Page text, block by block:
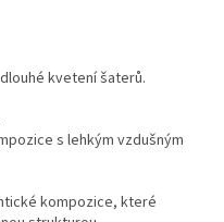
kvetení šaterů.
s lehkým vzdušným
kompozice, které